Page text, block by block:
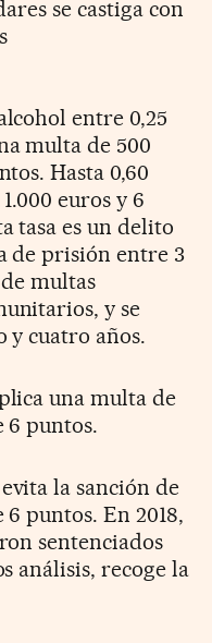
se castiga con
entre 0,25
multa de 500
Hasta 0,60
euros y 6
tasa es un delito
de prisión entre 3
de multas
y se
y cuatro años.
una multa de
6 puntos.
la sanción de
puntos. En 2018,
sentenciados
análisis, recoge la